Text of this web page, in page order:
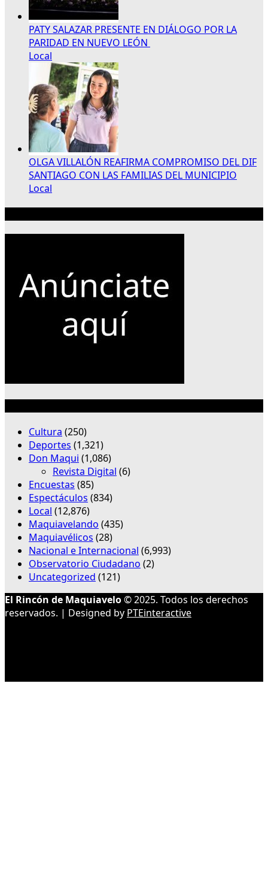
PATY SALAZAR PRESENTE EN DIÁLOGO POR LA
PARIDAD EN NUEVO LEÓN
Local
OLGA VILLALÓN REAFIRMA COMPROMISO DEL DIF
SANTIAGO CON LAS FAMILIAS DEL MUNICIPIO
Local
Cultura (250)
Deportes (1,321)
Don Maqui (1,086)
Revista Digital (6)
Encuestas (85)
Espectáculos (834)
Local (12,876)
Maquiavelando (435)
Maquiavélicos (28)
Nacional e Internacional (6,993)
Observatorio Ciudadano (2)
Uncategorized (121)
El Rincón de Maquiavelo© 2025. Todos los derechos
reservados. | Designed by PTEinteractive